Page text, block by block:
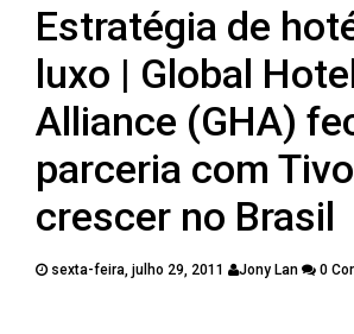
CONSULTORIA
ASSUNTOS
PUBLICAÇÕES
CONTATOS
Estratégia de
luxo | Global
Alliance (GHA)
parceria com
crescer no Brasil
sexta-feira, julho 29, 2011 Jony Lan 0